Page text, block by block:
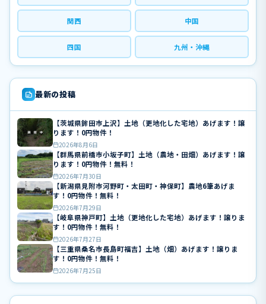
関西 中国
四国 九州・沖縄
最新の投稿
【茨城県鉾田市上沢】土地（更地化した宅地）あげます！譲
ります！0円物件！
2026年8月6日
【群馬県前橋市小坂子町】土地（農地・田畑）あげます！譲
ります！0円物件！無料！
2026年7月30日
【新潟県見附市河野町・太田町・神保町】農地6筆あげま
す！0円物件！無料！
2026年7月29日
【岐阜県神戸町】土地（更地化した宅地）あげます！譲りま
す！0円物件！無料！
2026年7月27日
【三重県桑名市長島町福吉】土地（畑）あげます！譲りま
す！0円物件！無料！
2026年7月25日